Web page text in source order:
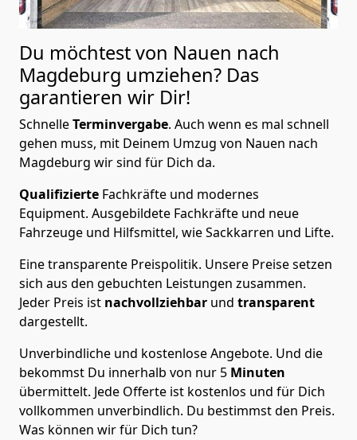
Du möchtest von Nauen nach
Magdeburg umziehen? Das
garantieren wir Dir!
SchnelleTerminvergabe. Auch wenn es mal schnell
gehen muss, mit Deinem Umzug von Nauen nach
Magdeburg wir sind für Dich da.
Qualifizierte Fachkräfte und modernes
Equipment. Ausgebildete Fachkräfte und neue
Fahrzeuge und Hilfsmittel, wie Sackkarren und Lifte.
Eine transparente Preispolitik. Unsere Preise setzen
sich aus den gebuchten Leistungen zusammen.
Jeder Preis ist nachvollziehbar und transparent
dargestellt.
Unverbindliche und kostenlose Angebote. Und die
bekommst Du innerhalb von nur 5 Minuten
übermittelt. Jede Offerte ist kostenlos und für Dich
vollkommen unverbindlich. Du bestimmst den Preis.
Was können wir für Dich tun?